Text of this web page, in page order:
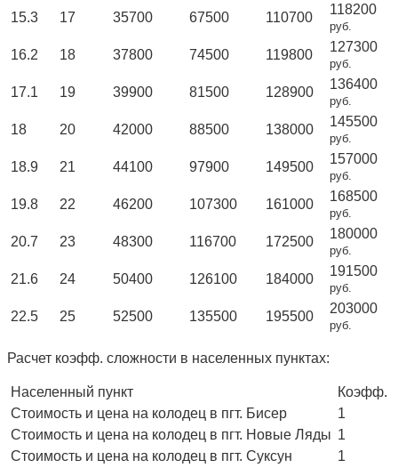
15.3 17 35700 67500 110700
118200
руб.
16.2 18 37800 74500 119800
127300
руб.
17.1 19 39900 81500 128900
136400
руб.
18 20 42000 88500 138000
145500
руб.
18.9 21 44100 97900 149500
157000
руб.
19.8 22 46200 107300 161000
168500
руб.
20.7 23 48300 116700 172500
180000
руб.
21.6 24 50400 126100 184000
191500
руб.
22.5 25 52500 135500 195500
203000
руб.
Расчет коэфф. сложности в населенных пунктах:
Населенный пункт
Коэфф.
Стоимость и цена на колодец в пгт. Бисер
1
Стоимость и цена на колодец в пгт. Новые Ляды 1
Стоимость и цена на колодец в пгт. Суксун
1